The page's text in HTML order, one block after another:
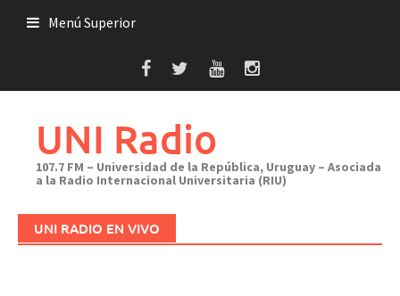
Menú Superior
UNI Radio
107.7 FM – Universidad de la República, Uruguay – Asociada
a la Radio Internacional Universitaria (RIU)
UNI RADIO EN VIVO